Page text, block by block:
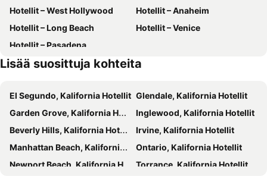
Muzeo Museum and Cultural Center
Hotellit – West Hollywood
Hotellit – Anaheim
Hotellit – Long Beach
Hotellit – Venice
Hotellit – Pasadena
Lisää suosittuja kohteita
El Segundo, Kalifornia Hotellit Glendale, Kalifornia Hotellit
Garden Grove, Kalifornia Hotellit
Inglewood, Kalifornia Hotellit
Beverly Hills, Kalifornia Hotellit
Irvine, Kalifornia Hotellit
Manhattan Beach, Kalifornia Hotellit
Ontario, Kalifornia Hotellit
Newport Beach, Kalifornia Hotellit
Torrance, Kalifornia Hotellit